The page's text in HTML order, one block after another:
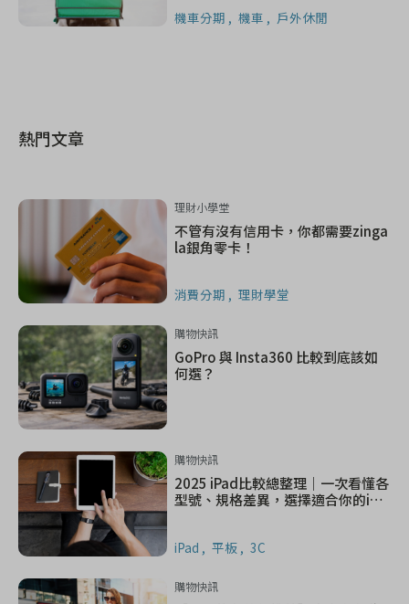
機車分期 機車 戶外休閒
熱門文章
理財小學堂
不管有沒有信用卡，你都需要zinga
la銀角零卡！
消費分期 理財學堂
購物快訊
GoPro 與 Insta360 比較到底該如
何選？
購物快訊
2025 iPad比較總整理｜一次看懂各
型號、規格差異，選擇適合你的iPa
iPad 平板 3C
購物快訊